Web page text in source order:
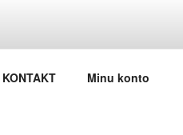
KONTAKT Minu konto